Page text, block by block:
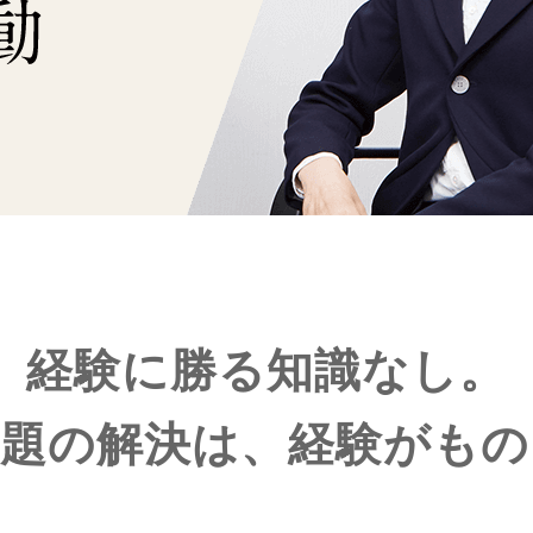
経験に勝る知識なし。
の解決は、経験がも